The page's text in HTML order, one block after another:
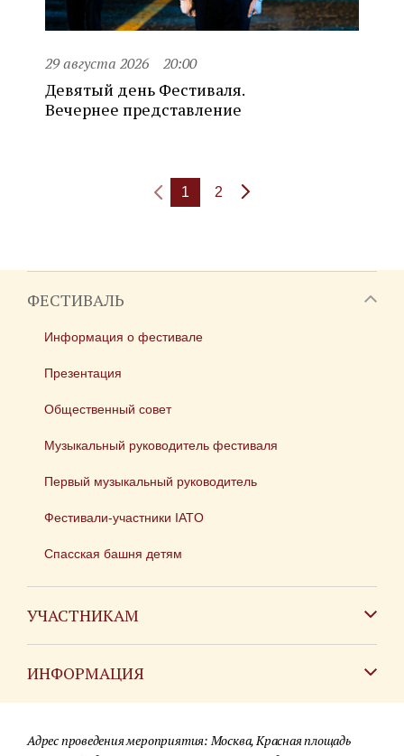
29 августа 2026 20:00
Девятый день Фестиваля.
Вечернее представление
1 2
ФЕСТИВАЛЬ
Информация о фестивале
Презентация
Общественный совет
Музыкальный руководитель фестиваля
Первый музыкальный руководитель
Фестивали-участники IATO
Спасская башня детям
УЧАСТНИКАМ
ИНФОРМАЦИЯ
Для СМИ
Адрес проведения мероприятия: Москва, Красная площадь